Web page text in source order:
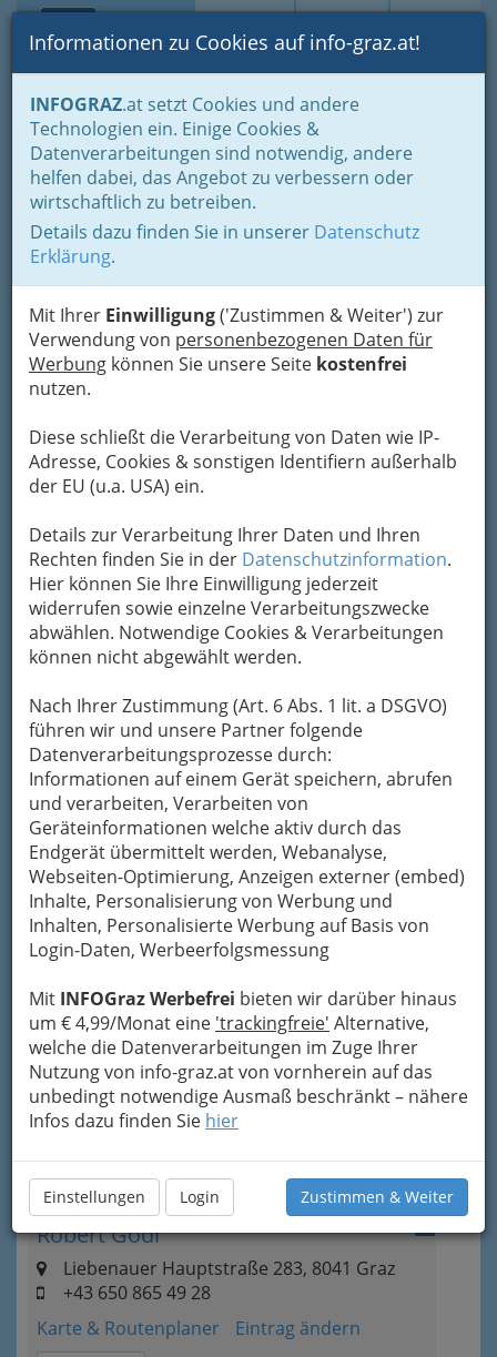
Suche Login Toggle
Informationen zu Cookies auf info-graz.at!
INFOGRAZ.at setzt Cookies und andere
Technologien ein. Einige Cookies &
Datenverarbeitungen sind notwendig, andere
helfen dabei, das Angebot zu verbessern oder
wirtschaftlich zu betreiben.
Details dazu finden Sie in unserer Datenschutz
Erklärung.
Mit Ihrer Einwilligung('Zustimmen & Weiter') zur
Verwendung von personenbezogenen Daten für
Werbung können Sie unsere Seite kostenfrei
nutzen.
Diese schließt die Verarbeitung von Daten wie IP-
Adresse, Cookies & sonstigen Identifiern außerhalb
der EU (u.a. USA) ein.
Details zur Verarbeitung Ihrer Daten und Ihren
Rechten finden Sie in der Datenschutzinformation.
Hier können Sie Ihre Einwilligung jederzeit
widerrufen sowie einzelne Verarbeitungszwecke
abwählen. Notwendige Cookies & Verarbeitungen
können nicht abgewählt werden.
Nach Ihrer Zustimmung (Art. 6 Abs. 1 lit. a DSGVO)
führen wir und unsere Partner folgende
Datenverarbeitungsprozesse durch:
Informationen auf einem Gerät speichern, abrufen
und verarbeiten, Verarbeiten von
Geräteinformationen welche aktiv durch das
Endgerät übermittelt werden, Webanalyse,
Webseiten-Optimierung, Anzeigen externer (embed)
Inhalte, Personalisierung von Werbung und
Inhalten, Personalisierte Werbung auf Basis von
Login-Daten, Werbeerfolgsmessung
Mit INFOGraz Werbefrei bieten wir darüber hinaus
um € 4,99/Monat eine 'trackingfreie' Alternative,
welche die Datenverarbeitungen im Zuge Ihrer
Nutzung von info-graz.at von vornherein auf das
unbedingt notwendige Ausmaß beschränkt – nähere
Infos dazu finden Sie hier
Einstellungen Login Zustimmen & Weiter
Home Branchen
Bauen - der Weg zum eigenen Haus
Baugerüste & Baugeräteverleih
Baugerüste &
Baugeräteverleih
Bezirksauswahl
Alle Bezirke
Helmut Michael Richard Fink
Gradnerstraße 45, 8055 Graz-Puntigam
+43 316 295 5500
+43 316 295 5506
Kategorien
2
FLOTT Stroißnigg KG
Werner-Gröbl-Straße 2, 8501 Lieboch
Karte & Routenplaner
Eintrag ändern
Kategorien
Otto Alois Frühwirt
Wiener Straße 255, 8051 Graz
Karte & Routenplaner
Eintrag ändern
Kategorien
4
FSK Transport GmbH
Gradnerstraße 45, 8055 Graz
+43 (316) 293 790
Karte & Routenplaner
Eintrag ändern
Kategorien
5
Robert Gödl
Liebenauer Hauptstraße 283, 8041 Graz
+43 650 865 49 28
Karte & Routenplaner
Eintrag ändern